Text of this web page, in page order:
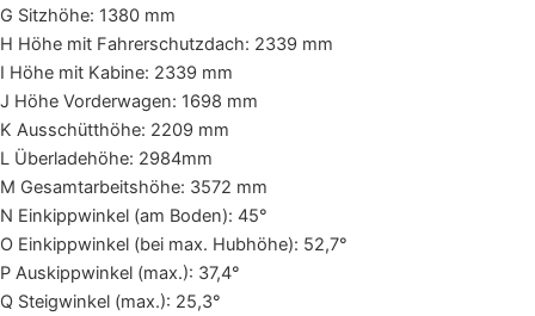
G Sitzhöhe: 1380 mm
H Höhe mit Fahrerschutzdach: 2339 mm
I Höhe mit Kabine: 2339 mm
J Höhe Vorderwagen: 1698 mm
K Ausschütthöhe: 2209 mm
L Überladehöhe: 2984mm
M Gesamtarbeitshöhe: 3572 mm
N Einkippwinkel (am Boden): 45°
O Einkippwinkel (bei max. Hubhöhe): 52,7°
P Auskippwinkel (max.): 37,4°
Q Steigwinkel (max.): 25,3°